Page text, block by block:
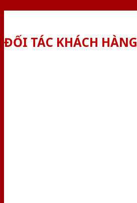
ĐỐI TÁC KHÁCH HÀNG